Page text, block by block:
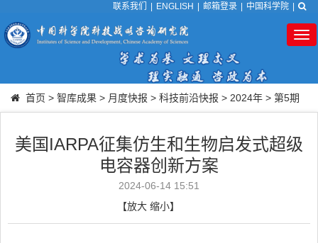
联系我们 ENGLISH 邮箱登录 中国科学院
首页 > 智库成果 > 月度快报 > 科技前沿快报 > 2024年 > 第5期
美国IARPA征集仿生和生物启发式超级
电容器创新方案
2024-06-14 15:51
【放大 缩小】